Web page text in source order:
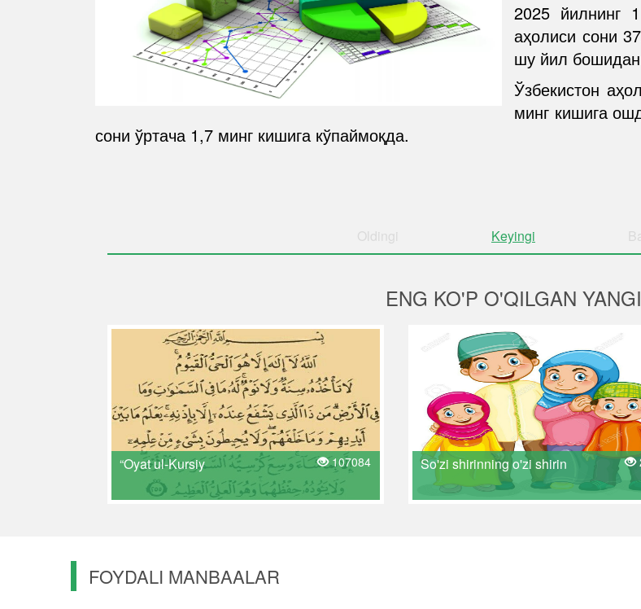
2025 йилнинг
аҳолиси сони
шу йил бошидан
Ўзбекистон
минг кишига
сони ўртача 1,7 минг кишига кўпаймоқда.
Oldingi Keyingi
ENG KO'P O'QILGAN
“Oyat ul-Kursiy 107084 So'zi shirinning o'zi shirin
FOYDALI MANBAALAR